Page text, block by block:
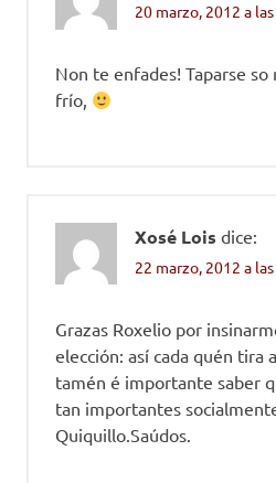
20 marzo, 2012 a
Non te enfades! Taparse so
frío,
Xosé Lois dice:
22 marzo, 2012 a
Grazas Roxelio por
elección: así cada quén tira
tamén é importante saber
tan importantes
Quiquillo.Saúdos.